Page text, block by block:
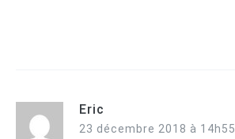
Eric
23 décembre 2018 à 14h55